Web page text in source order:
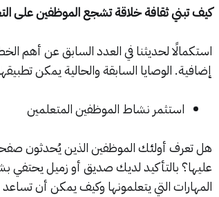
كيف تبني ثقافة خلاقة تشجع الموظفين على
إضافية. الوصايا السابقة والحالية يمكن
استثمر نشاط الموظفين المتعلمين
عليها؟ بالتأكيد لديك صديق أو زميل يحتفي
المهارات التي يتعلمونها وكيف يمكن أن